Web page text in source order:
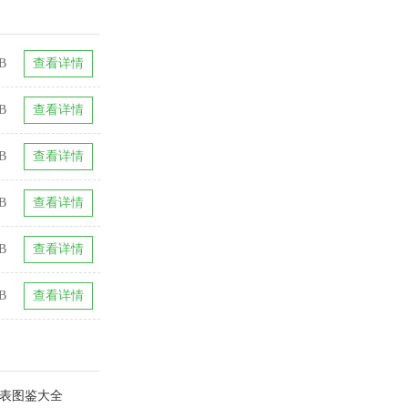
查看详情
查看详情
查看详情
查看详情
查看详情
查看详情
图鉴大全